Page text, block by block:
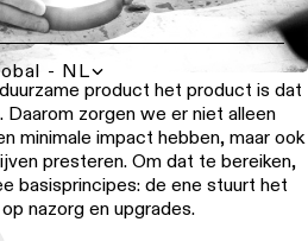
Wandverlichting
opbouw
Wandverlichting
-
inbouw
Gangverlichting
Showroomverlichting
Werkplekverlichting
ALLE
PROJECTEN
Offerte
voor
een
project
Showroombezoek
QUICK
LINKS
Vraag
projectadvies
maat
aan
Vraag
een
lichtontwerp
aan
- NL
product het product is dat
zorgen we er niet alleen
minimale impact hebben, maar ook
presteren. Om dat te bereiken,
basisprincipes: de ene stuurt het
nazorg en upgrades.